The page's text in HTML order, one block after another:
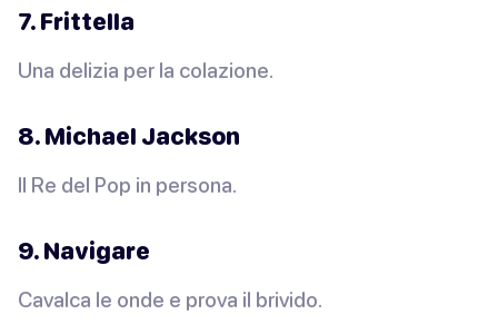
7. Frittella
Una delizia per la colazione.
8. Michael Jackson
Il Re del Pop in persona.
9. Navigare
Cavalca le onde e prova il brivido.